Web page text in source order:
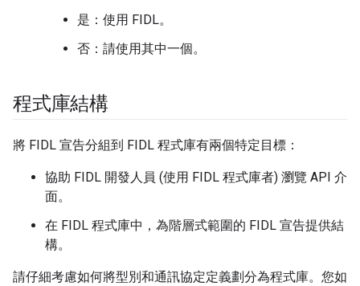
是：使用 FIDL。
否：請使用其中一個。
程式庫結構
將 FIDL 宣告分組到 FIDL 程式庫有兩個特定目標：
協助 FIDL 開發人員 (使用 FIDL 程式庫者) 瀏覽 API 介
面。
在 FIDL 程式庫中，為階層式範圍的 FIDL 宣告提供結
構。
請仔細考慮如何將型別和通訊協定定義劃分為程式庫。您如